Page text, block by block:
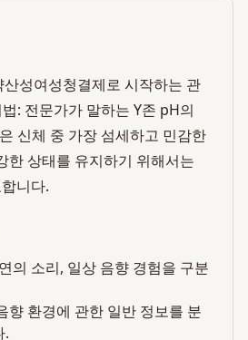
산성여성청결제로 시작하는 관
: 전문가가 말하는 Y존 pH의
신체 중 가장 섬세하고 민감한
한 상태를 유지하기 위해서는
니다.
의 소리, 일상 음향 경험을 구분
향 환경에 관한 일반 정보를 분
.